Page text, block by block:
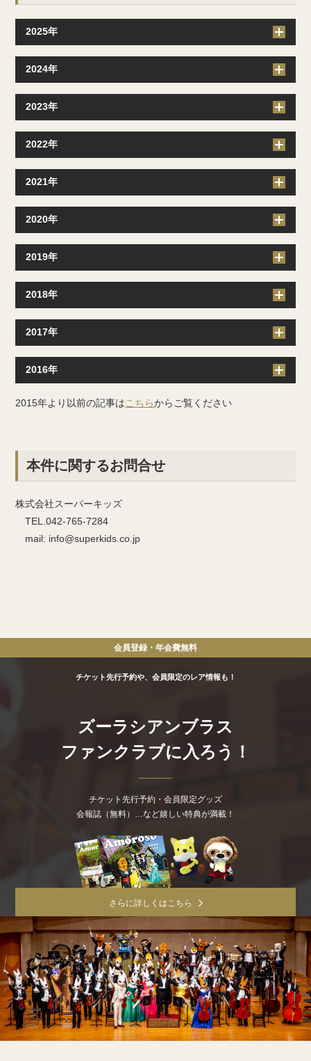
2025年
2024年
2023年
2022年
2021年
2020年
2019年
2018年
2017年
2016年
2015年より以前の記事はこちらからご覧ください
本件に関するお問合せ
株式会社スーパーキッズ
TEL.042-765-7284
mail: info@superkids.co.jp
会員登録・年会費無料
チケット先行予約や、会員限定のレア情報も！
ズーラシアンブラス
ファンクラブに入ろう！
チケット先行予約・会員限定グッズ
会報誌（無料）…など嬉しい特典が満載！
さらに詳しくはこちら